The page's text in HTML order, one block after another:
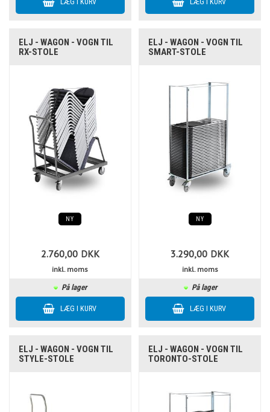
ELJ - WAGON - VOGN TIL
RX-STOLE
NY
2.760,00 DKK
inkl. moms
På lager
ELJ - WAGON - VOGN TIL
SMART-STOLE
NY
3.290,00 DKK
inkl. moms
På lager
ELJ - WAGON - VOGN TIL
STYLE-STOLE
ELJ - WAGON - VOGN TIL
TORONTO-STOLE